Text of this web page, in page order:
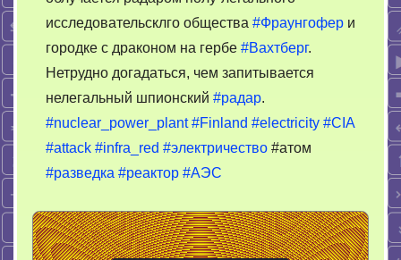
исследовательсклго общества #Фраунгофер и
городке с драконом на гербе #Вахтберг.
Нетрудно догадаться, чем запитывается
нелегальный шпионский #радар.
#nuclear_power_plant #Finland #electricity #CIA
#attack #infra_red #электричество #атом
#разведка #реактор #АЭС